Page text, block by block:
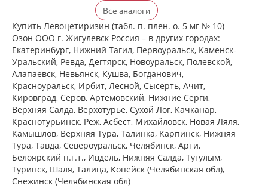
Ксизал (таблетки покрытые
пленочной оболочкой 5 мг N14) ЮСБ
Фаршим С.А. - Швейцария
есть в 3 аптеках
от 727,00 до 727,00
Ксизал (таблетки покрытые
пленочной оболочкой 5 мг N7) ЮСБ
Фаршим С.А. - Швейцария
есть в 3 аптеках
от 442,00 до 442,00
Ксизал (капли для приема внутрь 5
мг/мл 10 мл, флакон-капельница)
ЮСБ Фаршим С.А., Эйсика
Фармасьютикалз С.р.Л. - Италия
Все аналоги
Купить Левоцетиризин (табл. п. плен. о. 5 мг № 10)
Озон ООО г. Жигулевск Россия – в других городах:
Екатеринбург, Нижний Тагил, Первоуральск, Каменск-
Уральский, Ревда, Дегтярск, Новоуральск, Полевской,
Алапаевск, Невьянск, Кушва, Богданович,
Красноуральск, Ирбит, Лесной, Сысерть, Ачит,
Кировград, Серов, Артёмовский, Нижние Cерги,
Верхняя Салда, Верхотурье, Сухой Лог, Качканар,
Краснотурьинск, Реж, Асбест, Михайловск, Новая Ляля,
Камышлов, Верхняя Тура, Талинка, Карпинск, Нижняя
Тура, Тавда, Североуральск, Челябинск, Арти,
Белоярский п.г.т., Ивдель, Нижняя Салда, Тугулым,
Туринск, Шаля, Талица, Копейск (Челябинская обл),
Снежинск (Челябинская обл)